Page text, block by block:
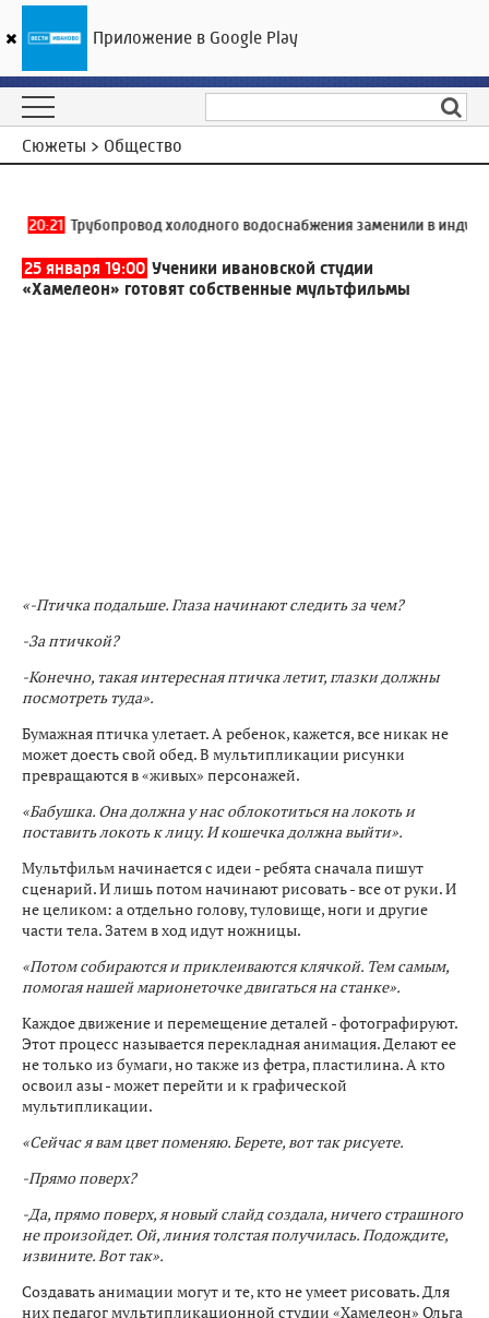
ГТРК «Ивтелерадио»
Сюжеты > Общество
20:21 Трубопровод холодного водоснабжения заменили в
25 января 19:00 Ученики ивановской студии
«Хамелеон» готовят собственные мультфильмы
«-Птичка подальше. Глаза начинают следить за чем?
-За птичкой?
-Конечно, такая интересная птичка летит, глазки должны
посмотреть туда».
Бумажная птичка улетает. А ребенок, кажется, все никак не
может доесть свой обед. В мультипликации рисунки
превращаются в «живых» персонажей.
«Бабушка. Она должна у нас облокотиться на локоть и
поставить локоть к лицу. И кошечка должна выйти».
Мультфильм начинается с идеи - ребята сначала пишут
сценарий. И лишь потом начинают рисовать - все от руки. И
не целиком: а отдельно голову, туловище, ноги и другие
части тела. Затем в ход идут ножницы.
«Потом собираются и приклеиваются клячкой. Тем самым,
помогая нашей марионеточке двигаться на станке».
Каждое движение и перемещение деталей - фотографируют.
Этот процесс называется перекладная анимация. Делают ее
не только из бумаги, но также из фетра, пластилина. А кто
освоил азы - может перейти и к графической
мультипликации.
«Сейчас я вам цвет поменяю. Берете, вот так рисуете.
-Прямо поверх?
-Да, прямо поверх, я новый слайд создала, ничего страшного
не произойдет. Ой, линия толстая получилась. Подождите,
извините. Вот так».
Создавать анимации могут и те, кто не умеет рисовать. Для
них педагог мультипликационной студии «Хамелеон» Ольга
Приложение в Google Play